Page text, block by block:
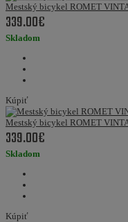
Mestský bicykel ROMET
339.00€
Skladom
Kúpiť
Mestský bicykel ROMET
339.00€
Skladom
Kúpiť